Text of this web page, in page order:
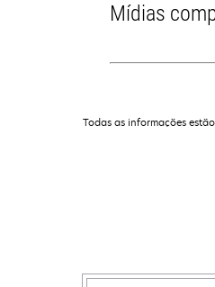
Mídias
Todas as informações